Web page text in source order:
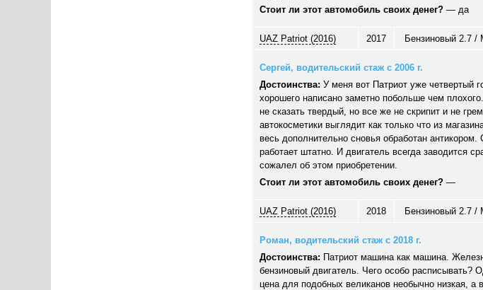
Стоит ли этот автомобиль своих денег? — да
UAZ Patriot (2016) 2017 Бензиновый 2.7 /
Сергей, водительский стаж с 2006 г.
Достоинства: У меня вот Патриот уже четвертый
хорошего написано заметно побольше чем
не сказать твердый, но все же не скрипит и не
автокосметики выглядит как только что из
весь дополнительно сновья обработан
работает штатно. И двигатель всегда заводится
сожалел об этом приобретении.
Стоит ли этот автомобиль своих денег? —
UAZ Patriot (2016) 2018 Бензиновый 2.7 /
Роман, водительский стаж с 2018 г.
Достоинства: Патриот машина как машина.
бензиновый двигатель. Чего особо расписывать?
цена для подобных великанов необычно низкая,